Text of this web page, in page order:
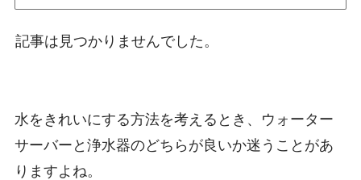
記事は見つかりませんでした。
水をきれいにする方法を考えるとき、ウォーター
サーバーと浄水器のどちらが良いか迷うことがあ
りますよね。